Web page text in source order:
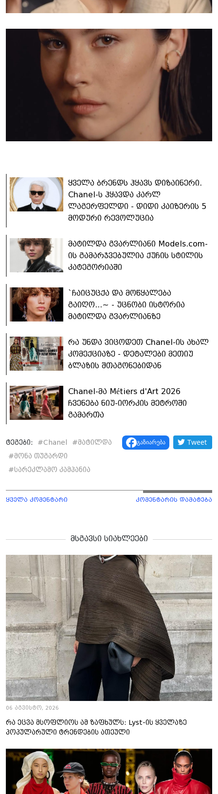
ყველა ბრენდს ჰყავს დიზაინერი.
Chanel-ს ჰყავდა კარლ
ლაგერფელდი - დიდი კაიზერის 5
მოდური რევოლუცია
მატილდა გვარლიანი Models.com-
ის გამარჯვებულია ქუჩის სტილის
კატეგორიაში
`ჩაიცუცქა და მოწყალება
გაიღო...~ - უცნობი ისტორია
მატილდა გვარლიანზე
რა უნდა ვიცოდეთ Chanel-ის ახალ
კომექციაზე - დეტალები მეთიუ
ბლაზის შთაგონებიდან
Chanel-მა Métiers d'Art 2026
ჩვენება ნიუ-იორკის მეტროში
გამართა
ტეგები: #Chanel #მატილდა
#მონა თუგარდი
#სარეკლამო კამპანია
გაზიარება Tweet
ყველა კომენტარი კომენტარის დამატება
მსგავსი სიახლეები
06 აგვისტო, 2026
რა ეცვა მსოფლიოს ამ ზაფხულს: Lyst-ის ყველაზე
პოპულარული ტრენდების ათეული